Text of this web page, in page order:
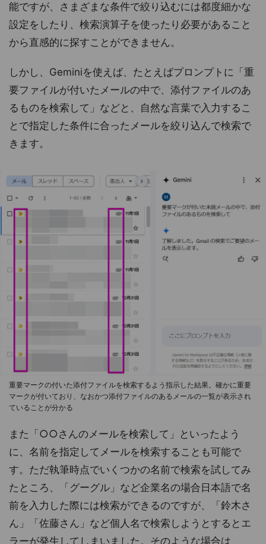
能ですが、さまざまな条件で絞り込むには都度細かな
設定をしたり、検索演算子を使ったり必要があること
から直感的に探すことができません。
しかし、Geminiを使えば、たとえばプロンプトに「重
要ファイルが付いたメールの中で、添付ファイルのあ
るものを検索して」などと、自然な言葉で入力するこ
とで指定した条件に合ったメールを絞り込んで検索で
きます。
重要マークの付いた添付ファイルを検索するよう指示した結果。確かに重要
マークが付いており、なおかつ添付ファイルのあるメールの一覧が表示され
ていることが分かる
また「○○さんのメールを検索して」といったよう
に、名前を指定してメールを検索することも可能で
す。ただ執筆時点でいくつかの名前で検索を試してみ
たところ、「グーグル」など企業名の場合日本語で名
前を入力した際には検索ができるのですが、「鈴木さ
ん」「佐藤さん」など個人名で検索しようとするとエ
ラーが発生してしまいました。そのような場合は